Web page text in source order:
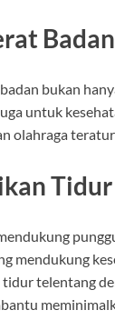
bukan
untuk
olahraga
mendukung
tidur telentang